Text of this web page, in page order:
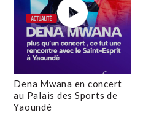
Dena Mwana en concert
au Palais des Sports de
Yaoundé